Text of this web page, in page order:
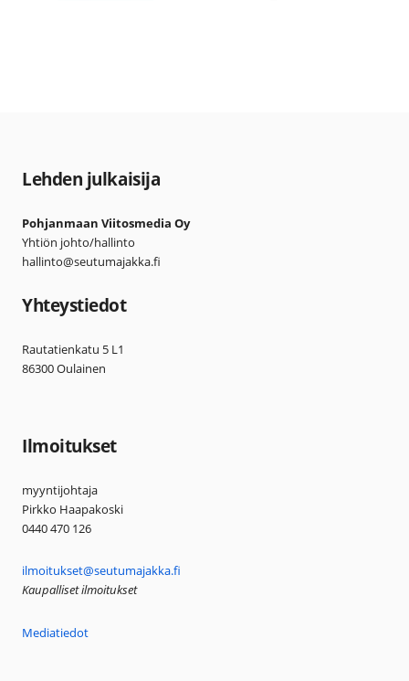
Lehden julkaisija
Pohjanmaan Viitosmedia Oy
Yhtiön johto/hallinto
hallinto@seutumajakka.fi
Yhteystiedot
Rautatienkatu 5 L1
86300 Oulainen
Ilmoitukset
myyntijohtaja
Pirkko Haapakoski
0440 470 126
ilmoitukset@seutumajakka.fi
Kaupalliset ilmoitukset
Mediatiedot